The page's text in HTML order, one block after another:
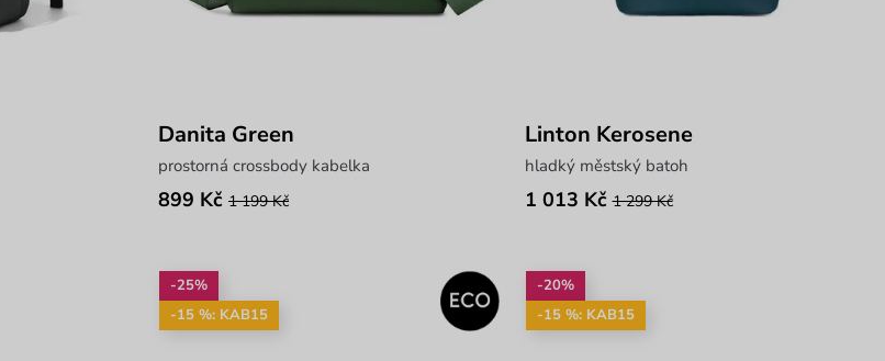
Danita Green
prostorná crossbody kabelka
899 Kč 1 199 Kč
Linton Kerosene
hladký městský batoh
1 013 Kč 1 299 Kč
-25%
-15 %: KAB15
-20%
-15 %: KAB15